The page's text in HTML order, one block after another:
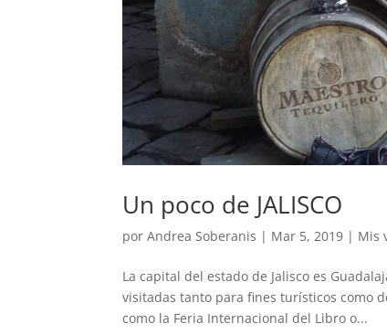
Un poco de JALISCO
porAndrea Soberanis | Mar 5, 2019 | Mis
La capital del estado de Jalisco es
visitadas tanto para fines turísticos como
como la Feria Internacional del Libro o...